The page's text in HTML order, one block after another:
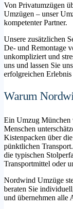
Von Privatumzügen
Umzügen – unser
kompetenter Partner.
Unsere zusätzlichen
De- und Remontage
unkompliziert und
uns und lassen Sie
erfolgreichen Erlebnis
Warum
Ein Umzug München
Menschen
Kistenpacken über
pünktlichen
die typischen
Transportmittel oder
Nordwind Umzüge
beraten Sie
und übernehmen alle